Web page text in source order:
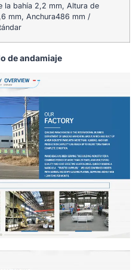
la bahía 2,2 mm, Altura de
mm, Anchura486 mm /
de andamiaje